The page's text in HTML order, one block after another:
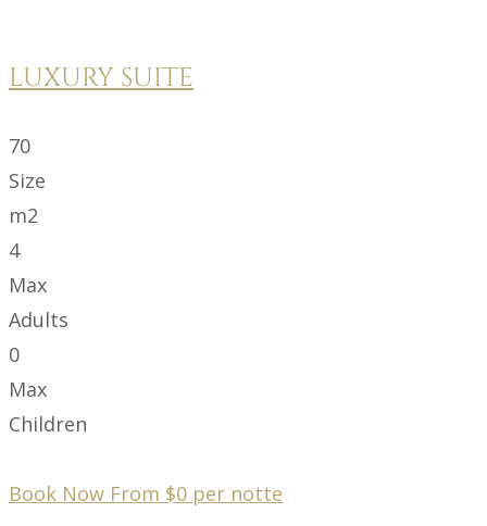
LUXURY SUITE
70
Size
m2
4
Max
Adults
0
Max
Children
Book Now From $0 per notte